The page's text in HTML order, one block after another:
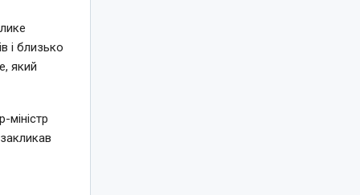
і близько
який